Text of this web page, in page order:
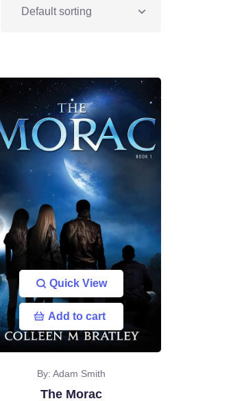
Quick View
Add to cart
By: Adam Smith
The Morac